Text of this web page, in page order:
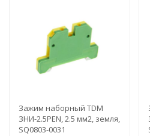
Зажим наборный TDM
ЗНИ-2.5PEN, 2.5 мм2, земля,
SQ0803-0031